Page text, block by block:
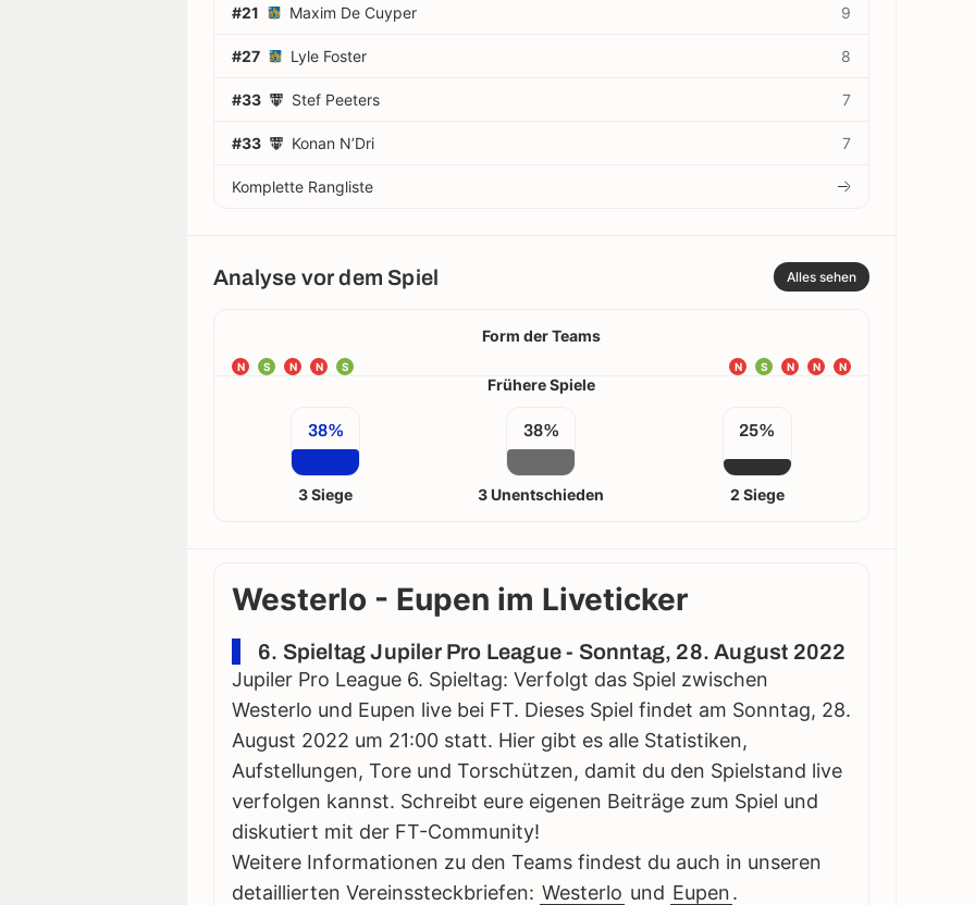
#21 Maxim De Cuyper 9
#27 Lyle Foster 8
#33 Stef Peeters 7
#33 Konan N’Dri 7
Komplette Rangliste
Analyse vor dem Spiel Alles sehen
Form der Teams
N S N N S N
N
N
S
N
Frühere Spiele
38%
3 Siege
38%
3 Unentschieden
25%
2 Siege
Westerlo - Eupen im Liveticker
6. Spieltag Jupiler Pro League - Sonntag, 28. August 2022
Jupiler Pro League 6. Spieltag: Verfolgt das Spiel zwischen
Westerlo und Eupen live bei FT. Dieses Spiel findet am Sonntag, 28.
August 2022 um 21:00 statt. Hier gibt es alle Statistiken,
Aufstellungen, Tore und Torschützen, damit du den Spielstand live
verfolgen kannst. Schreibt eure eigenen Beiträge zum Spiel und
diskutiert mit der FT-Community!
Weitere Informationen zu den Teams findest du auch in unseren
detaillierten Vereinssteckbriefen: Westerlo und Eupen.